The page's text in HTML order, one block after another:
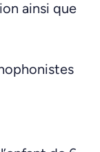
ainsi que